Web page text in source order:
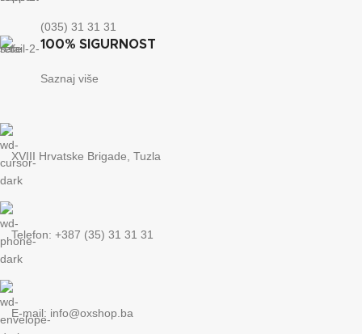
(035) 31 31 31
100% SIGURNOST
Saznaj više
XVIII Hrvatske Brigade, Tuzla
Telefon: +387 (35) 31 31 31
E-mail: info@oxshop.ba